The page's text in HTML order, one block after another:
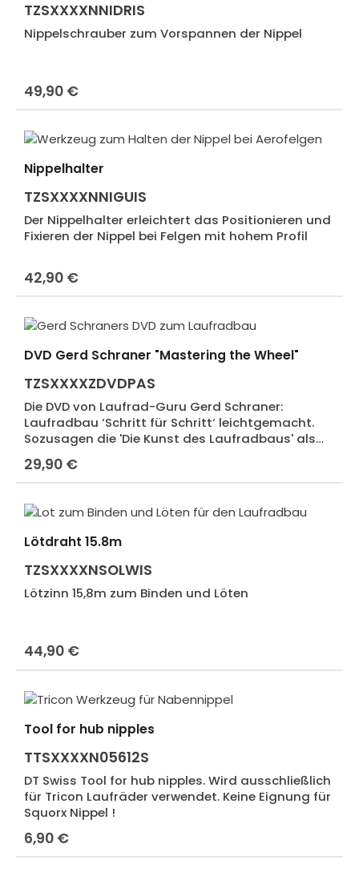
TZSXXXXNNIDRIS
Nippelschrauber zum Vorspannen der Nippel
Regulärer Preis:
49,90 €
Nippelhalter
TZSXXXXNNIGUIS
Der Nippelhalter erleichtert das Positionieren und
Fixieren der Nippel bei Felgen mit hohem Profil
Regulärer Preis:
42,90 €
DVD Gerd Schraner "Mastering the Wheel"
TZSXXXXZDVDPAS
Die DVD von Laufrad-Guru Gerd Schraner:
Laufradbau ‘Schritt für Schritt‘ leichtgemacht.
Sozusagen die 'Die Kunst des Laufradbaus' als
DVD-Ausgabe
Regulärer Preis:
29,90 €
Lötdraht 15.8m
TZSXXXXNSOLWIS
Lötzinn 15,8m zum Binden und Löten
Regulärer Preis:
44,90 €
Tool for hub nipples
TTSXXXXN05612S
DT Swiss Tool for hub nipples. Wird ausschließlich
für Tricon Laufräder verwendet. Keine Eignung für
Squorx Nippel !
Regulärer Preis:
6,90 €